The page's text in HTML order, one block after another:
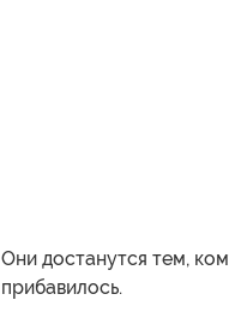
Они достанутся тем,
прибавилось.